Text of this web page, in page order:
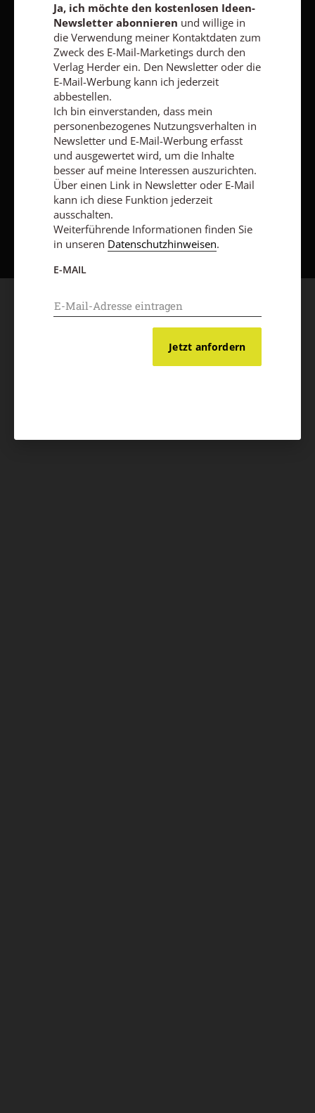
Vertrag widerrufen Abo online kündigen
Ja, ich möchte den kostenlosen Ideen-
Newsletter abonnieren und willige in
die Verwendung meiner Kontaktdaten zum
Zweck des E-Mail-Marketings durch den
Verlag Herder ein. Den Newsletter oder die
E-Mail-Werbung kann ich jederzeit
abbestellen.
Ich bin einverstanden, dass mein
personenbezogenes Nutzungsverhalten in
Newsletter und E-Mail-Werbung erfasst
und ausgewertet wird, um die Inhalte
besser auf meine Interessen auszurichten.
Über einen Link in Newsletter oder E-Mail
kann ich diese Funktion jederzeit
ausschalten.
Weiterführende Informationen finden Sie
in unseren Datenschutzhinweisen.
E-MAIL
Jetzt anfordern